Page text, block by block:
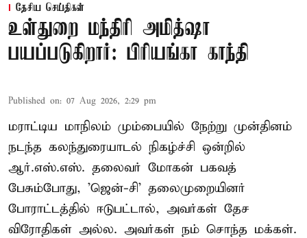
தேசிய செய்திகள்
உள்துறை மந்திரி அமித்ஷா
பயப்படுகிறார்: பிரியங்கா காந்தி
Published on: 07 Aug 2026, 2:29 pm
மராட்டிய மாநிலம் மும்பையில் நேற்று முன்தினம்
நடந்த கலந்துரையாடல் நிகழ்ச்சி ஒன்றில்
ஆர்.எஸ்.எஸ். தலைவர் மோகன் பகவத்
பேசும்போது, 'ஜென்-சி' தலைமுறையினர்
போராட்டத்தில் ஈடுபட்டால், அவர்கள் தேச
விரோதிகள் அல்ல. அவர்கள் நம் சொந்த மக்கள்.